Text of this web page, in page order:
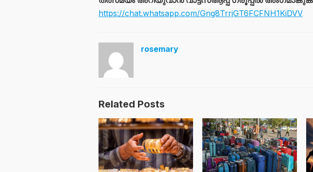
https://chat.whatsapp.com/Gng8TrrjGT6FCFNH1KiDVV
rosemary
Related Posts